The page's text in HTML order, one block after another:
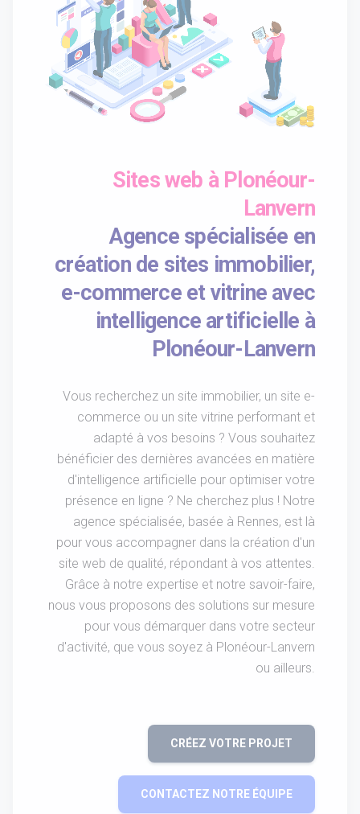
Sites web à Plonéour-
Lanvern
Agence spécialisée en
création de sites immobilier,
e-commerce et vitrine avec
intelligence artificielle à
Plonéour-Lanvern
Vous recherchez un site immobilier, un site e-
commerce ou un site vitrine performant et
adapté à vos besoins ? Vous souhaitez
bénéficier des dernières avancées en matière
d'intelligence artificielle pour optimiser votre
présence en ligne ? Ne cherchez plus ! Notre
agence spécialisée, basée à Rennes, est là
pour vous accompagner dans la création d'un
site web de qualité, répondant à vos attentes.
Grâce à notre expertise et notre savoir-faire,
nous vous proposons des solutions sur mesure
pour vous démarquer dans votre secteur
d'activité, que vous soyez à Plonéour-Lanvern
ou ailleurs.
CRÉEZ VOTRE PROJET
CONTACTEZ NOTRE ÉQUIPE